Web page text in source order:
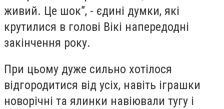
живий. Це шок”, - єдині думки, які
крутилися в голові Вікі напередодні
закінчення року.
При цьому дуже сильно хотілося
відгородитися від усіх, навіть іграшки
новорічні та ялинки навіювали тугу і